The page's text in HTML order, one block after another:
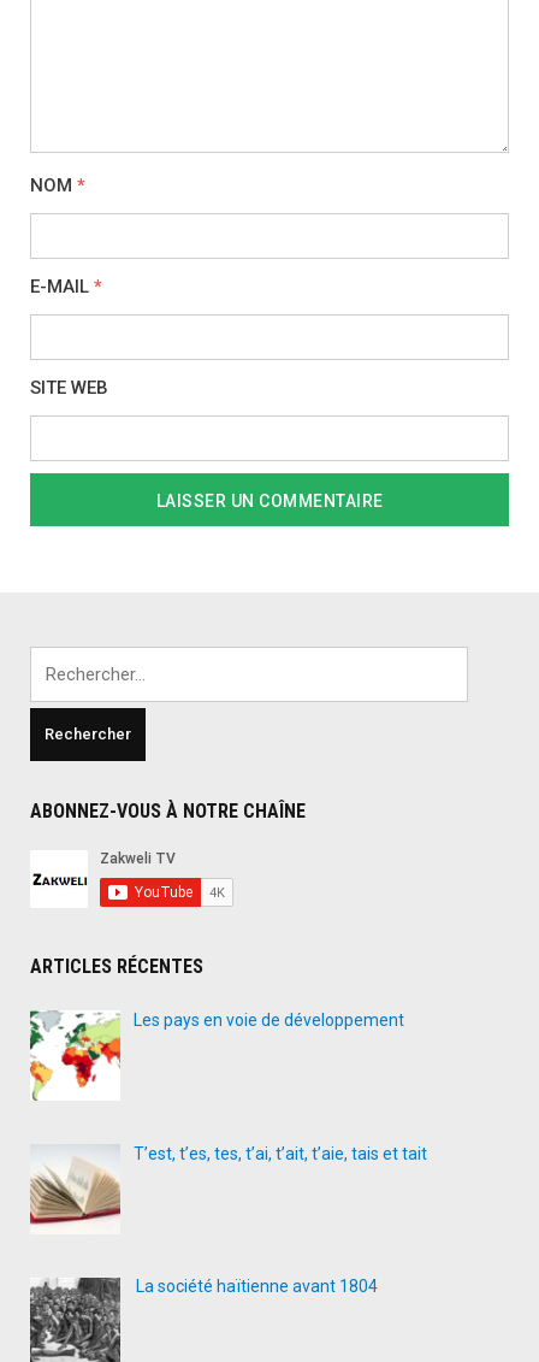
NOM *
E-MAIL *
SITE WEB
ABONNEZ-VOUS À NOTRE CHAÎNE
ARTICLES RÉCENTES
Les pays en voie de développement
T’est, t’es, tes, t’ai, t’ait, t’aie, tais et tait
La société haïtienne avant 1804